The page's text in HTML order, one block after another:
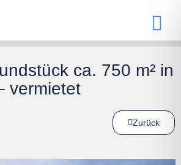
ca. 750 m² in
vermietet
Zurück